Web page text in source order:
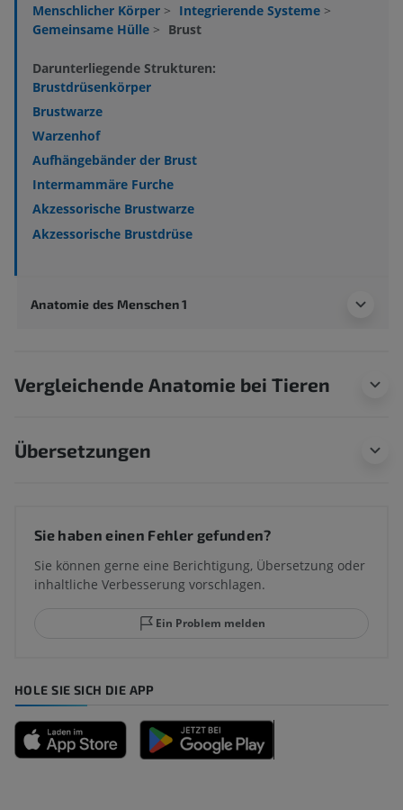
Menschlicher Körper > Integrierende Systeme >
Gemeinsame Hülle > Brust
Darunterliegende Strukturen:
Brustdrüsenkörper
Brustwarze
Warzenhof
Aufhängebänder der Brust
Intermammäre Furche
Akzessorische Brustwarze
Akzessorische Brustdrüse
Anatomie des Menschen 1
Vergleichende Anatomie bei Tieren
Übersetzungen
Sie haben einen Fehler gefunden?
Sie können gerne eine Berichtigung, Übersetzung oder
inhaltliche Verbesserung vorschlagen.
Ein Problem melden
HOLE SIE SICH DIE APP